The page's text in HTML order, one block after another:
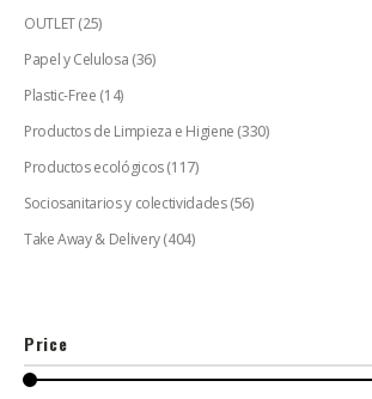
OUTLET(25)
Papel y Celulosa (36)
Plastic-Free (14)
Productos de Limpieza e Higiene (330)
Productos ecológicos(117)
Sociosanitarios y colectividades (56)
Take Away & Delivery(404)
Price